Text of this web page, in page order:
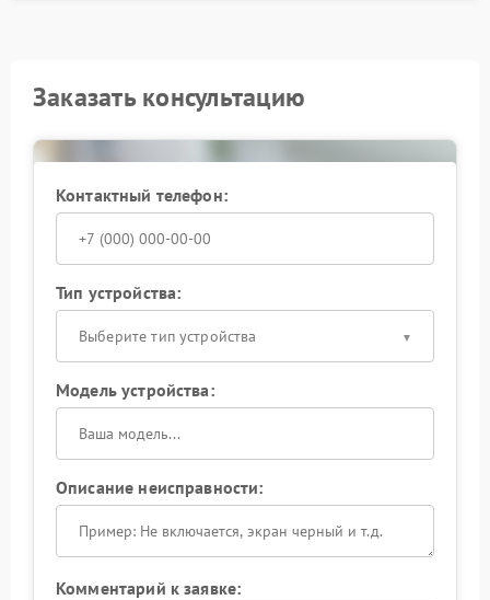
Заказать консультацию
Контактный телефон:
Тип устройства:
Выберите тип устройства
Модель устройства:
Описание неисправности:
Комментарий к заявке: